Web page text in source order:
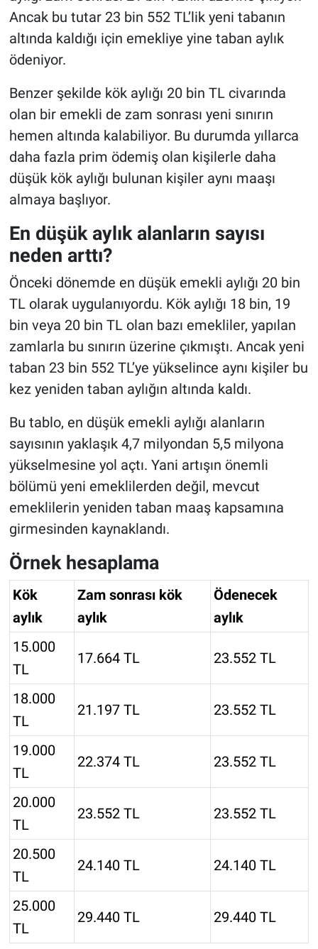
Ancak bu tutar 23 bin 552 TL’lik yeni tabanın
altında kaldığı için emekliye yine taban aylık
ödeniyor.
Benzer şekilde kök aylığı 20 bin TL civarında
olan bir emekli de zam sonrası yeni sınırın
hemen altında kalabiliyor. Bu durumda yıllarca
daha fazla prim ödemiş olan kişilerle daha
düşük kök aylığı bulunan kişiler aynı maaşı
almaya başlıyor.
En düşük aylık alanların sayısı
neden arttı?
Önceki dönemde en düşük emekli aylığı 20 bin
TL olarak uygulanıyordu. Kök aylığı 18 bin, 19
bin veya 20 bin TL olan bazı emekliler, yapılan
zamlarla bu sınırın üzerine çıkmıştı. Ancak yeni
taban 23 bin 552 TL’ye yükselince aynı kişiler bu
kez yeniden taban aylığın altında kaldı.
Bu tablo, en düşük emekli aylığı alanların
sayısının yaklaşık 4,7 milyondan 5,5 milyona
yükselmesine yol açtı. Yani artışın önemli
bölümü yeni emeklilerden değil, mevcut
emeklilerin yeniden taban maaş kapsamına
girmesinden kaynaklandı.
Örnek hesaplama
Kök
aylık
Zam sonrası kök
aylık
Ödenecek
aylık
15.000
TL
17.664 TL 23.552 TL
18.000
TL
21.197 TL 23.552 TL
19.000
TL
22.374 TL 23.552 TL
20.000
TL
23.552 TL 23.552 TL
20.500
TL
24.140 TL 24.140 TL
25.000
TL
29.440 TL 29.440 TL